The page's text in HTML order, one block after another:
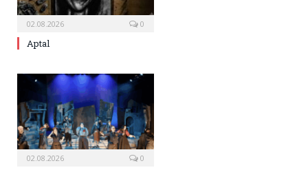
02.08.2026 0
Aptal
02.08.2026 0